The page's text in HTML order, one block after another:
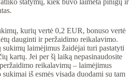
statymų, kiek buvo laimėta pinigų ir
kurių vertė 0,2 EUR, bonuso vertė
dauginti ir peržaidimo reikalavimo.
sukimų laimėjimus žaidėjai turi pastatyti
kartų. Jei per šį laiką nepasinaudosite
reikalavimų – laimėjimus
iš esmės visada duodami su tam